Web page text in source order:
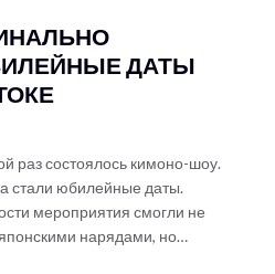
ДАТЫ
раз состоялось кимоно-шоу.
стали юбилейные даты.
мероприятия смогли не
нарядами, но…